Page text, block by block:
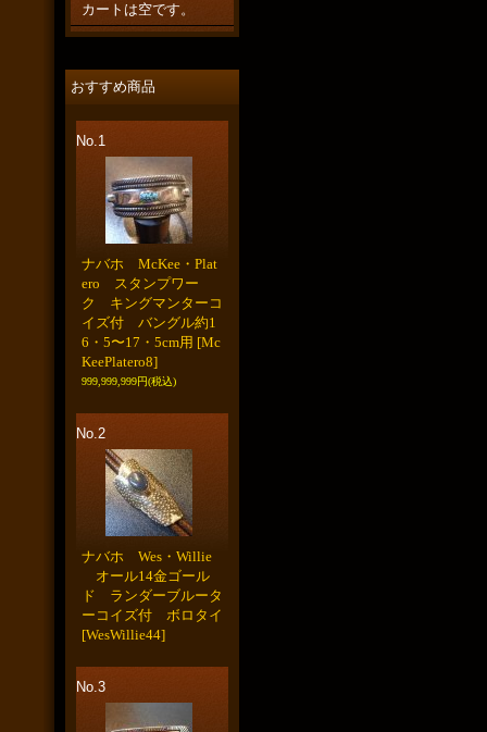
カートは空です。
おすすめ商品
No.1
ナバホ McKee・Plat
ero スタンプワー
ク キングマンターコ
イズ付 バングル約1
6・5〜17・5cm用 [Mc
KeePlatero8]
999,999,999円(税込)
No.2
ナバホ Wes・Willie
オール14金ゴール
ド ランダーブルータ
ーコイズ付 ボロタイ
[WesWillie44]
No.3